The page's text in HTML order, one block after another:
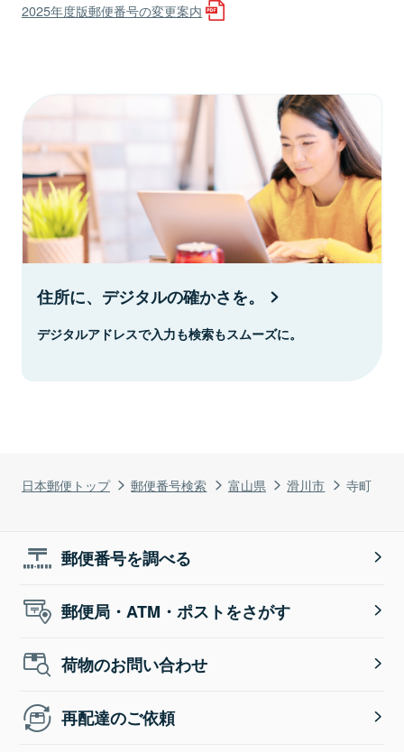
日本郵便トップ 郵便番号検索 富山県 滑川市 寺町
2025年度版郵便番号の変更案内
住所に、デジタルの確かさを。
デジタルアドレスで入力も検索もスムーズに。
郵便番号を調べる
郵便局・ATM・ポストをさがす
荷物のお問い合わせ
再配達のご依頼